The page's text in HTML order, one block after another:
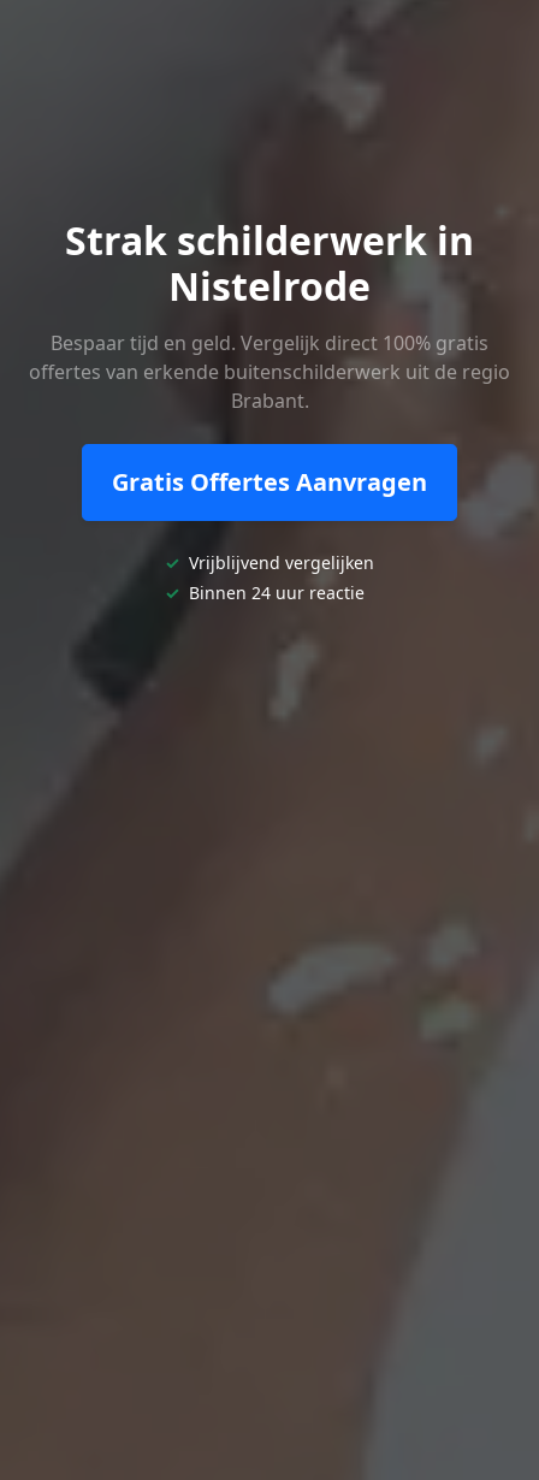
Strak schilderwerk in
Nistelrode
Bespaar tijd en geld. Vergelijk direct 100% gratis
offertes van erkende buitenschilderwerk uit de regio
Brabant.
Gratis Offertes Aanvragen
✓ Vrijblijvend vergelijken
✓ Binnen 24 uur reactie